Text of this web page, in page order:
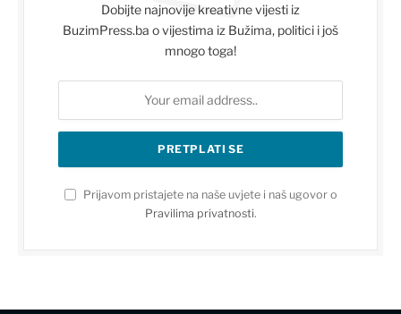
Dobijte najnovije kreativne vijesti iz
BuzimPress.ba o vijestima iz Bužima, politici i još
mnogo toga!
Prijavom pristajete na naše uvjete i naš ugovor o
Pravilima privatnosti.